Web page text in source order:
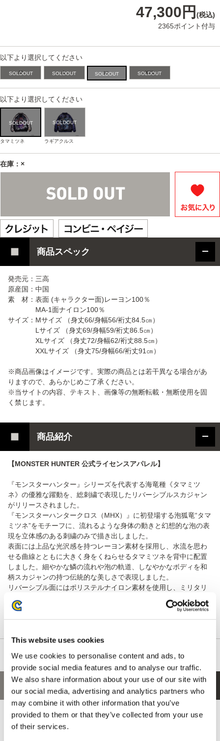
This website uses cookies
We use cookies to personalise content and ads, to
provide social media features and to analyse our traffic.
We also share information about your use of our site with
our social media, advertising and analytics partners who
may combine it with other information that you’ve
provided to them or that they’ve collected from your use
of their services.
47,300円 (税込)
2365ポイント付与
以下より選択してください
M L XL XXL
以下より選択してください
タマミツネ ラギアクルス
在庫：×
商品スペック
発売元：三高
原産国：中国
素 材：表面 (キャラクター面)レーヨン100％
MA-1面ナイロン100％
サイズ：Mサイズ （身丈66/身幅56/裄丈84.5㎝）
Lサイズ （身丈69/身幅59/裄丈86.5㎝）
XLサイズ （身丈72/身幅62/裄丈88.5㎝）
XXLサイズ （身丈75/身幅66/裄丈91㎝）
※商品画像はイメージです。実際の商品とは若干異なる場合があ
りますので、あらかじめご了承ください。
※当サイトの内容、テキスト、画像等の無断転載・無断使用を固
く禁じます。
商品紹介
【MONSTER HUNTER 公式ライセンスアパレル】
『モンスターハンター』シリーズを代表する海竜種《タマミツ
ネ》の優雅な躍動を、総刺繍で表現したリバーシブルスカジャン
がリリースされました。
『モンスターハンタークロス（MHX）』に初登場する泡狐竜“タマ
ミツネ”をモチーフに、流れるような身体の動きと幻想的な泡の表
現を立体感のある刺繍のみで描き出しました。
表面には上品な光沢感を持つレーヨン素材を採用し、水流を思わ
せる曲線とともに大きく身をくねらせるタマミツネを背中に配置
しました。細やかな鱗の流れや泡の軌道、しなやかなボディを和
柄スカジャンの持つ伝統的な美しさで表現しました。
リバーシブル面にはポリステルナイロン素材を使用し、ミリタリ
ーのフライトジャケットをベースにしたシンプルなデザインを採
用。シーンに応じて異なる表情を楽しめるリバーシブル仕様とな
っています。
あなたにおすすめの商品